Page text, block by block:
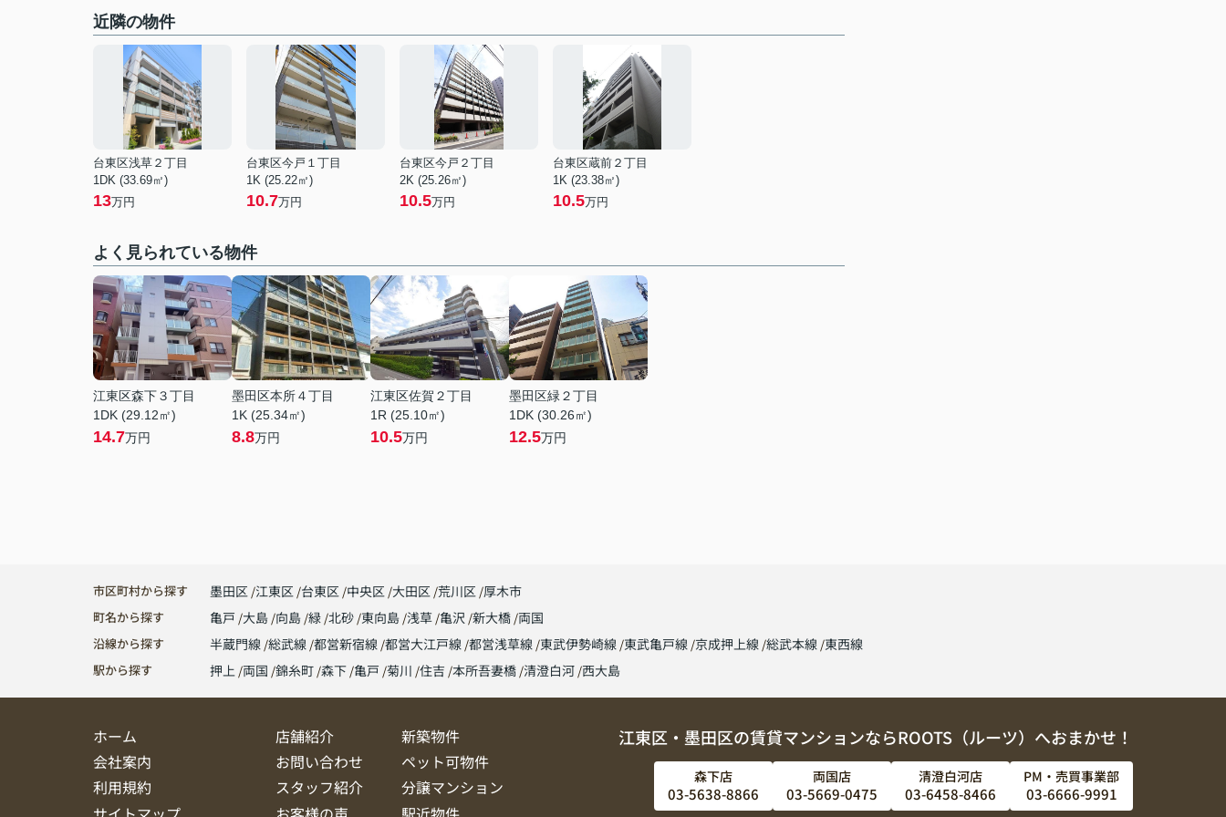
近隣の物件
台東区浅草２丁目
1DK (33.69㎡)
13万円
台東区今戸１丁目
1K (25.22㎡)
10.7万円
台東区今戸２丁目
2K (25.26㎡)
10.5万円
台東区蔵前２丁目
1K (23.38㎡)
10.5万円
よく見られている物件
江東区森下３丁目
1DK (29.12㎡)
14.7万円
墨田区本所４丁目
1K (25.34㎡)
8.8万円
江東区佐賀２丁目
1R (25.10㎡)
10.5万円
墨田区緑２丁目
1DK (30.26㎡)
12.5万円
市区町村から探す 墨田区 江東区 台東区 中央区 大田区 荒川区 厚木市
町名から探す 亀戸 大島 向島 緑 北砂 東向島 浅草 亀沢 新大橋 両国
沿線から探す 半蔵門線 総武線 都営新宿線 都営大江戸線 都営浅草線 東武伊勢崎線 東武亀戸線 京成押上線 総武本線 東西線
駅から探す 押上 両国 錦糸町 森下 亀戸 菊川 住吉 本所吾妻橋 清澄白河 西大島
ホーム 店舗紹介
新築物件
会社案内
お問い合わせ
ペット可物件
利用規約
スタッフ紹介
分譲マンション
江東区・墨田区の賃貸マンションならROOTS（ルーツ）へおまかせ！
森下店
03-5638-8866
両国店
03-5669-0475
清澄白河店
03-6458-8466
PM・売買事業部
03-6666-9991